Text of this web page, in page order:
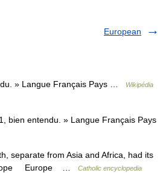
European
» Langue Français Pays …
Wikipédia
bien entendu. » Langue Français Pays
separate from Asia and Africa, had its
Europe Europe …
Catholic encyclopedia